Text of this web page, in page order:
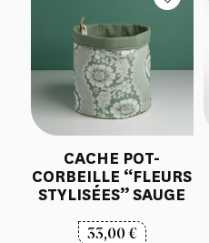
CACHE POT-
CORBEILLE “FLEURS
STYLISÉES” SAUGE
33,00€